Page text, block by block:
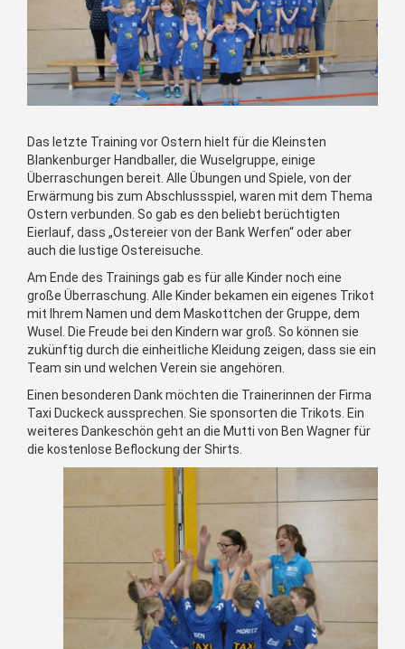
Das letzte Training vor Ostern hielt für die Kleinsten
Blankenburger Handballer, die Wuselgruppe, einige
Überraschungen bereit. Alle Übungen und Spiele, von der
Erwärmung bis zum Abschlussspiel, waren mit dem Thema
Ostern verbunden. So gab es den beliebt berüchtigten
Eierlauf, dass „Ostereier von der Bank Werfen“ oder aber
auch die lustige Ostereisuche.
Am Ende des Trainings gab es für alle Kinder noch eine
große Überraschung. Alle Kinder bekamen ein eigenes Trikot
mit Ihrem Namen und dem Maskottchen der Gruppe, dem
Wusel. Die Freude bei den Kindern war groß. So können sie
zukünftig durch die einheitliche Kleidung zeigen, dass sie ein
Team sin und welchen Verein sie angehören.
Einen besonderen Dank möchten die Trainerinnen der Firma
Taxi Duckeck aussprechen. Sie sponsorten die Trikots. Ein
weiteres Dankeschön geht an die Mutti von Ben Wagner für
die kostenlose Beflockung der Shirts.